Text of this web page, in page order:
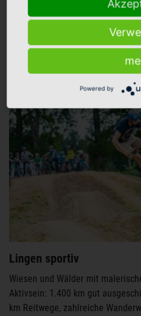
Lingen einmal anders Sie
andere Weise entdecken?Kein
Beispiel aus der Luft bei einem
die Natur rund um die...
Lingen sportiv
Wiesen und Wälder mit
Aktivsein: 1.400 km gut
km Reitwege, zahlreiche
Powered by